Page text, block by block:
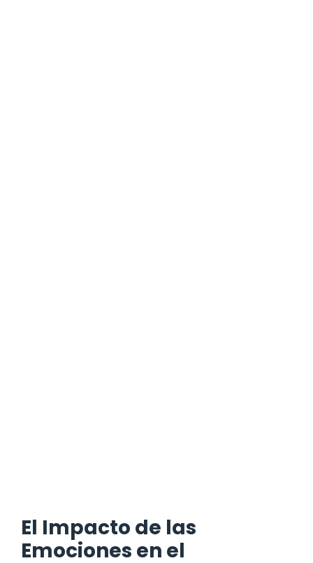
El Impacto de las
Emociones en el